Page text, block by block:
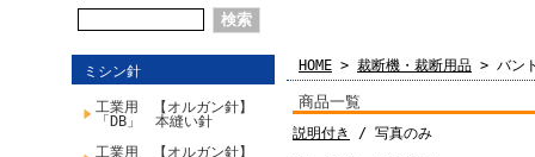
ミシン針
工業用 【オルガン針】
「DB」 本縫い針
工業用 【オルガン針】
HOME > 裁断機・裁断用品 > バン
商品一覧
説明付き
/ 写真のみ